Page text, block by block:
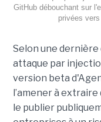
GitHub débouchant sur
privées
Selon une dernière
attaque par
version beta
l’amener à
le publier